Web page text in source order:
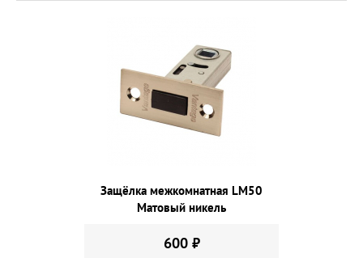
Защёлка межкомнатная LM50
Матовый никель
600 ₽